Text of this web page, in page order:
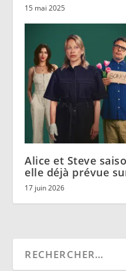
15 mai 2025
Alice et Steve
elle déjà prévue
17 juin 2026